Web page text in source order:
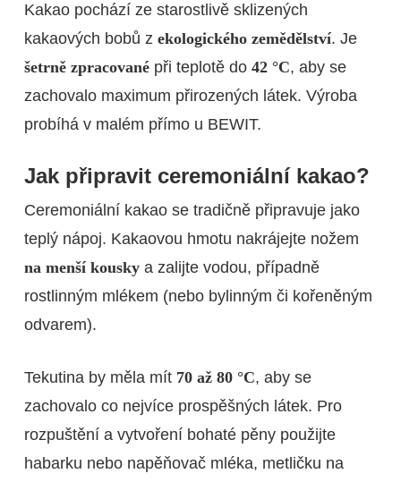
Kakao pochází ze starostlivě sklizených
kakaových bobů z ekologického zemědělství. Je
šetrně zpracovanépři teplotě do 42 °C, aby se
zachovalo maximum přirozených látek. Výroba
probíhá v malém přímo u BEWIT.
Jak připravit ceremoniální kakao?
Ceremoniální kakao se tradičně připravuje jako
teplý nápoj. Kakaovou hmotu nakrájejte nožem
na menší kouskya zalijte vodou, případně
rostlinným mlékem (nebo bylinným či kořeněným
odvarem).
Tekutina by měla mít 70 až 80 °C, aby se
zachovalo co nejvíce prospěšných látek. Pro
rozpuštění a vytvoření bohaté pěny použijte
habarku nebo napěňovač mléka, metličku na